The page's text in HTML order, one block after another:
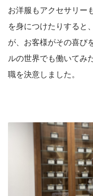
お洋服もアクセサリー
を身につけたりすると
が、お客様がその喜び
ルの世界でも働いてみ
職を決意しました。